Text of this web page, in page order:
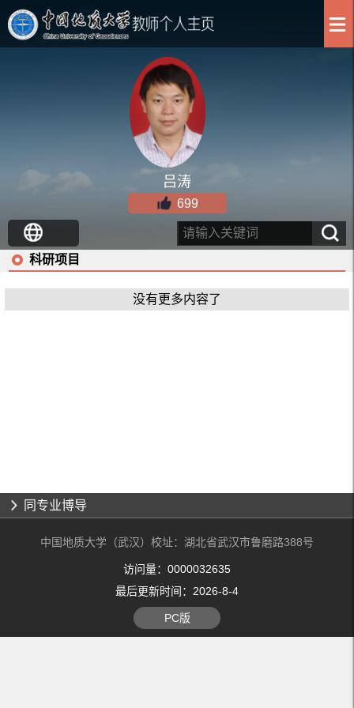
吕涛
699
科研项目
没有更多内容了
同专业博导
中国地质大学（武汉）校址：湖北省武汉市鲁磨路388号
访问量： 0000032635
最后更新时间： 2026-8-4
PC版